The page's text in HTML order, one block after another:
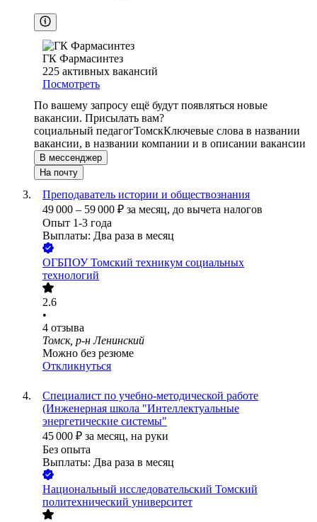
ГК Фармасинтез
225 активных вакансий
Посмотреть
По вашему запросу ещё будут появляться новые
вакансии. Присылать вам?
социальный педагогТомскКлючевые слова в названии
вакансии, в названии компании и в описании вакансии
В мессенджер
На почту
Преподаватель истории и обществознания
49 000 – 59 000 ₽ за месяц, до вычета налогов
Опыт 1-3 года
Выплаты: Два раза в месяц
ОГБПОУ Томский техникум социальных
технологий
2.6
•
4 отзыва
Томск, р-н Ленинский
Можно без резюме
Откликнуться
Специалист по учебно-методической работе
(Инженерная школа "Интеллектуальные
энергетические системы"
45 000 ₽ за месяц, на руки
Без опыта
Выплаты: Два раза в месяц
Национальный исследовательский Томский
политехнический университет